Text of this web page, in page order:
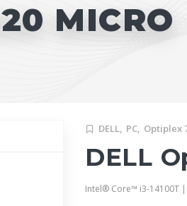
MICRO
DELL, PC, Optiplex
DELL
Intel® Core™ i3-14100T |